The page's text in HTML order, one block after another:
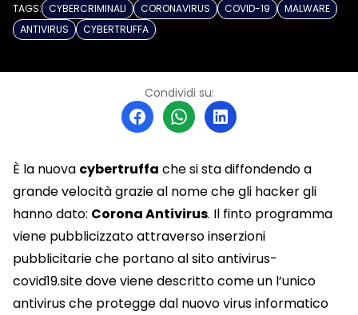
TAGS: CYBERCRIMINALI CORONAVIRUS COVID-19
MALWARE
ANTIVIRUS
CYBERTRUFFA
Condividi su:
È la nuova cybertruffa che si sta diffondendo a
grande velocità grazie al nome che gli hacker gli
hanno dato: Corona Antivirus. Il finto programma
viene pubblicizzato attraverso inserzioni
pubblicitarie che portano al sito antivirus-
covid19.site dove viene descritto come un l’unico
antivirus che protegge dal nuovo virus informatico